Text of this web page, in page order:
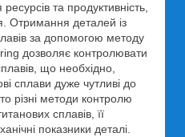
та продуктивність,
Отримання деталей із
за допомогою методу
дозволяє контролювати
що необхідно,
сплави дуже чутливі до
різні методи контролю
сплавів, її
показники деталі.